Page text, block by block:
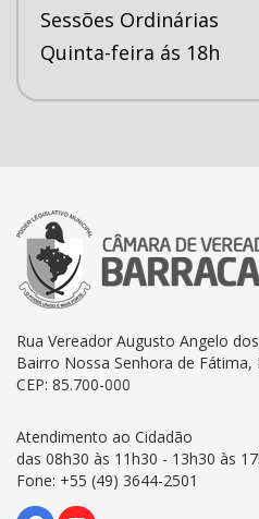
Sessões Ordinárias
Quinta-feira ás 18h
Rua Vereador Augusto Angelo
Bairro Nossa Senhora de Fátima,
CEP: 85.700-000
Atendimento ao Cidadão
das 08h30 às 11h30 - 13h30 às
Fone: +55 (49) 3644-2501